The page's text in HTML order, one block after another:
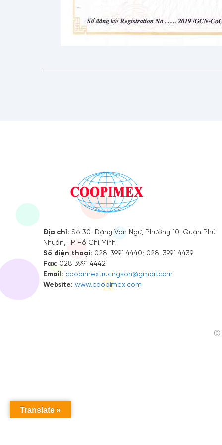
Địa chỉ: Số 30 Đặng Văn Ngữ, Phường 10, Quận Phú
Nhuận, TP Hồ Chí Minh
Số điện thoại: 028. 3991 4440; 028. 3991 4439
Fax: 028 3991 4442
Email: coopimextruongson@gmail.com
Website: www.coopimex.com
©
Translate »